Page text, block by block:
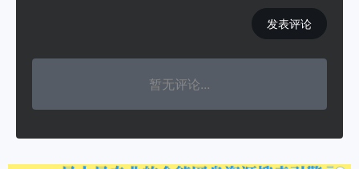
发表评论
暂无评论...